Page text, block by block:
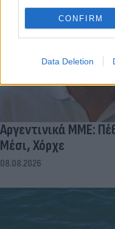
CONFIRM
Data Deletion
Αργεντινικά ΜΜΕ:
Μέσι, Χόρχε
08.08.2026